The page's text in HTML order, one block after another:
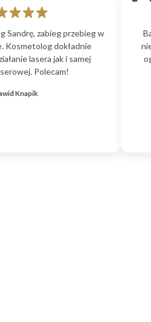
Sandrę, zabieg przebieg w
Kosmetolog dokładnie
lasera jak i samej
Polecam!
Knapik